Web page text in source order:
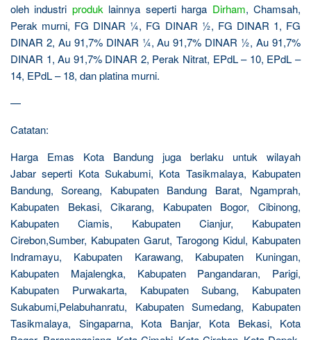
oleh industri produk lainnya seperti harga Dirham, Chamsah,
Perak murni, FG DINAR ¼, FG DINAR ½, FG DINAR 1, FG
DINAR 2, Au 91,7% DINAR ¼, Au 91,7% DINAR ½, Au 91,7%
DINAR 1, Au 91,7% DINAR 2, Perak Nitrat, EPdL – 10, EPdL –
14, EPdL – 18, dan platina murni.
—
Catatan:
Harga Emas Kota Bandung juga berlaku untuk wilayah
Jabar seperti Kota Sukabumi, Kota Tasikmalaya, Kabupaten
Bandung, Soreang, Kabupaten Bandung Barat, Ngamprah,
Kabupaten Bekasi, Cikarang, Kabupaten Bogor, Cibinong,
Kabupaten Ciamis, Kabupaten Cianjur, Kabupaten
Cirebon,Sumber, Kabupaten Garut, Tarogong Kidul, Kabupaten
Indramayu, Kabupaten Karawang, Kabupaten Kuningan,
Kabupaten Majalengka, Kabupaten Pangandaran, Parigi,
Kabupaten Purwakarta, Kabupaten Subang, Kabupaten
Sukabumi,Pelabuhanratu, Kabupaten Sumedang, Kabupaten
Tasikmalaya, Singaparna, Kota Banjar, Kota Bekasi, Kota